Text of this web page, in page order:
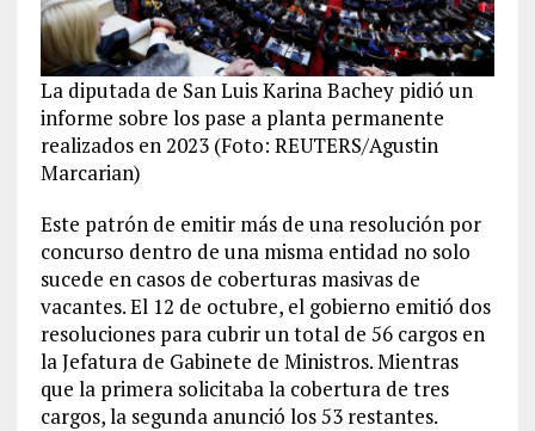
La diputada de San Luis Karina Bachey pidió un
informe sobre los pase a planta permanente
realizados en 2023 (Foto: REUTERS/Agustin
Marcarian)
Este patrón de emitir más de una resolución por
concurso dentro de una misma entidad no solo
sucede en casos de coberturas masivas de
vacantes. El 12 de octubre, el gobierno emitió dos
resoluciones para cubrir un total de 56 cargos en
la Jefatura de Gabinete de Ministros. Mientras
que la primera solicitaba la cobertura de tres
cargos, la segunda anunció los 53 restantes.